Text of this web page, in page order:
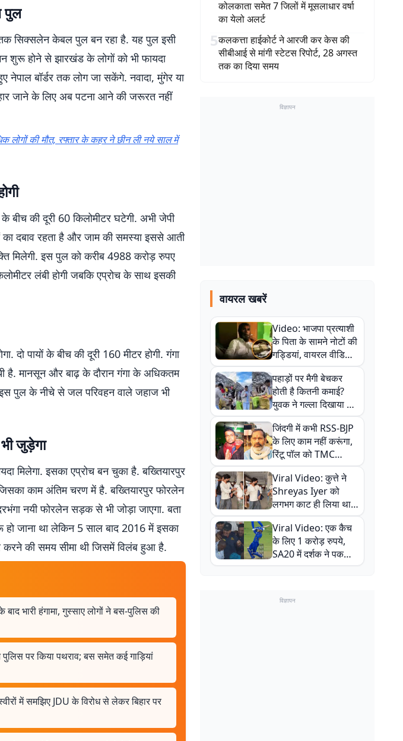
पुल
सिक्सलेन केबल पुल बन रहा है. यह पुल इसी
शुरू होने से झारखंड के लोगों को भी फायदा
नेपाल बॉर्डर तक लोग जा सकेंगे. नवादा, मुंगेर या
जाने के लिए अब पटना आने की जरूरत नहीं
लोगों की मौत, रफ्तार के कहर ने छीन ली नये साल में
बीच की दूरी 60 किलोमीटर घटेगी. अभी जेपी
का दबाव रहता है और जाम की समस्या इससे आती
मिलेगी. इस पुल को करीब 4988 करोड़ रुपए
लंबी होगी जबकि एप्रोच के साथ इसकी
पायों के बीच की दूरी 160 मीटर होगी. गंगा
मानसून और बाढ़ के दौरान गंगा के अधिकतम
पुल के नीचे से जल परिवहन वाले जहाज भी
जुड़ेगा
मिलेगा. इसका एप्रोच बन चुका है. बख्तियारपुर
काम अंतिम चरण में है. बख्तियारपुर फोरलेन
नयी फोरलेन सड़क से भी जोड़ा जाएगा. बता
जाना था लेकिन 5 साल बाद 2016 में इसका
करने की समय सीमा थी जिसमें विलंब हुआ है.
भारी हंगामा, गुस्साए लोगों ने बस-पुलिस की
पर किया पथराव; बस समेत कई गाड़ियां
में समझिए JDU के विरोध से लेकर बिहार पर
कोलकाता समेत 7 जिलों में मूसलाधार वर्षा
का येलो अलर्ट
5कलकत्ता हाईकोर्ट ने आरजी कर केस की
सीबीआई से मांगी स्टेटस रिपोर्ट, 28 अगस्त
तक का दिया समय
विज्ञापन
वायरल खबरें
Video: भाजपा प्रत्याशी
के पिता के सामने नोटों की
गड्डियां, वायरल वीडियो
से राजनीति में उबाल,
अजित महतो बोले- TMC
की गंदी चाल
पहाड़ों पर मैगी बेचकर
होती है कितनी कमाई?
युवक ने गल्ला दिखाया तो
नौकरी वालों के खड़े हो गए
कान
जिंदगी में कभी RSS-BJP
के लिए काम नहीं करूंगा,
रिंटू पॉल को TMC
ऑफिस में ले जाकर पीटा,
Video वायरल
Viral Video: कुत्ते ने
Shreyas Iyer को
लगभग काट ही लिया था,
न्यूजीलैंड सीरीज से पहले
बाल-बाल बचे
Viral Video: एक कैच
के लिए 1 करोड़ रुपये,
SA20 में दर्शक ने पकड़ा
एक हाथ से गजब का कैच
विज्ञापन